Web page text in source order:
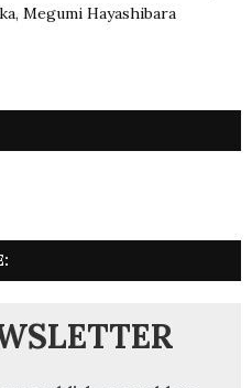
Megumi Hayashibara